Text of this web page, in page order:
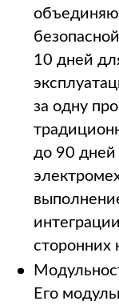
10 дней
за одну
до 90 дней
сторонних
Его